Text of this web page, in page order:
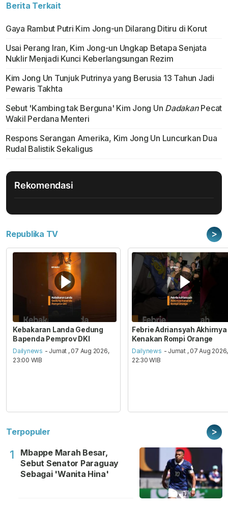
Berita Terkait
Gaya Rambut Putri Kim Jong-un Dilarang Ditiru di Korut
Usai Perang Iran, Kim Jong-un Ungkap Betapa Senjata
Nuklir Menjadi Kunci Keberlangsungan Rezim
Kim Jong Un Tunjuk Putrinya yang Berusia 13 Tahun Jadi
Pewaris Takhta
Sebut 'Kambing tak Berguna' Kim Jong Un DadakanPecat
Wakil Perdana Menteri
Respons Serangan Amerika, Kim Jong Un Luncurkan Dua
Rudal Balistik Sekaligus
Rekomendasi
Republika TV >
Kebakaran Landa Gedung
Bapenda Pemprov DKI
Dailynews - Jumat , 07 Aug 2026,
23:00 WIB
Febrie Adriansyah Akhirnya
Kenakan Rompi Orange
Dailynews - Jumat , 07 Aug 2026,
22:30 WIB
Terpopuler >
1
Mbappe Marah Besar,
Sebut Senator Paraguay
Sebagai 'Wanita Hina'